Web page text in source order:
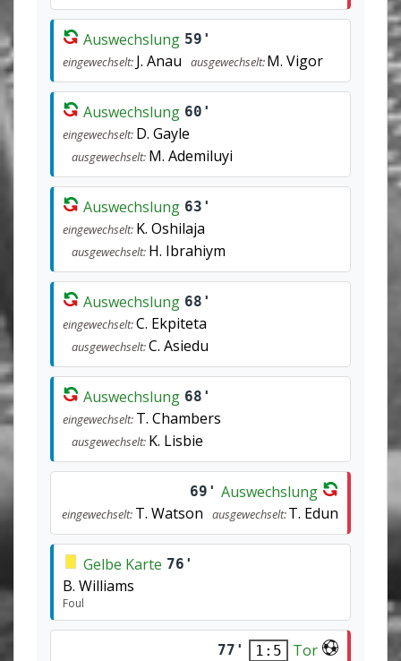
Auswechslung 59'
eingewechselt: J. Anau ausgewechselt:M. Vigor
Auswechslung 60'
eingewechselt: D. Gayle
ausgewechselt: M. Ademiluyi
Auswechslung 63'
eingewechselt: K. Oshilaja
ausgewechselt: H. Ibrahiym
Auswechslung 68'
eingewechselt:C. Ekpiteta
ausgewechselt:C. Asiedu
Auswechslung 68'
eingewechselt: T. Chambers
ausgewechselt: K. Lisbie
69' Auswechslung
eingewechselt: T. Watson ausgewechselt:T. Edun
Gelbe Karte 76'
B. Williams
Foul
77' 1:5
Tor